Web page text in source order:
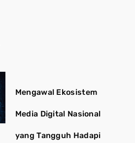
Mengawal Ekosistem
Media Digital Nasional
yang Tangguh Hadapi